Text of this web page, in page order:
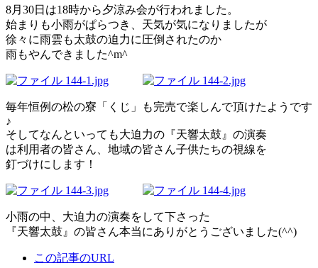
8月30日は18時から夕涼み会が行われました。
始まりも小雨がぱらつき、天気が気になりましたが
徐々に雨雲も太鼓の迫力に圧倒されたのか
雨もやんできました^m^
毎年恒例の松の寮「くじ」も完売で楽しんで頂けたようです
♪
そしてなんといっても大迫力の『天響太鼓』の演奏
は利用者の皆さん、地域の皆さん子供たちの視線を
釘づけにします！
小雨の中、大迫力の演奏をして下さった
『天響太鼓』の皆さん本当にありがとうございました(^^)
この記事のURL